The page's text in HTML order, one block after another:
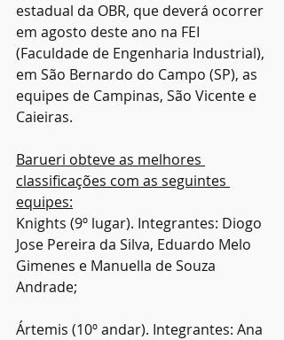
estadual da OBR, que deverá ocorrer
em agosto deste ano na FEI
(Faculdade de Engenharia Industrial),
em São Bernardo do Campo (SP), as
equipes de Campinas, São Vicente e
Caieiras.
Barueri obteve as melhores
classificações com as seguintes
equipes:
Knights (9º lugar). Integrantes: Diogo
Jose Pereira da Silva, Eduardo Melo
Gimenes e Manuella de Souza
Andrade;
Ártemis (10º andar). Integrantes: Ana